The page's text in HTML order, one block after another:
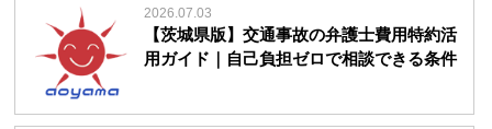
2026.07.03
【茨城県版】交通事故の弁護士費用特約活
用ガイド｜自己負担ゼロで相談できる条件